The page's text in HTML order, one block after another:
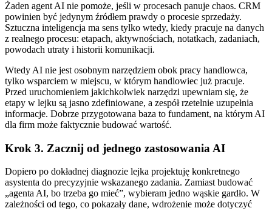
Żaden agent AI nie pomoże, jeśli w procesach panuje chaos. CRM
powinien być jedynym źródłem prawdy o procesie sprzedaży.
Sztuczna inteligencja ma sens tylko wtedy, kiedy pracuje na danych
z realnego procesu: etapach, aktywnościach, notatkach, zadaniach,
powodach utraty i historii komunikacji.
Wtedy AI nie jest osobnym narzędziem obok pracy handlowca,
tylko wsparciem w miejscu, w którym handlowiec już pracuje.
Przed uruchomieniem jakichkolwiek narzędzi upewniam się, że
etapy w lejku są jasno zdefiniowane, a zespół rzetelnie uzupełnia
informacje. Dobrze przygotowana baza to fundament, na którym AI
dla firm może faktycznie budować wartość.
Krok 3. Zacznij od jednego zastosowania AI
Dopiero po dokładnej diagnozie lejka projektuję konkretnego
asystenta do precyzyjnie wskazanego zadania. Zamiast budować
„agenta AI, bo trzeba go mieć”, wybieram jedno wąskie gardło. W
zależności od tego, co pokazały dane, wdrożenie może dotyczyć